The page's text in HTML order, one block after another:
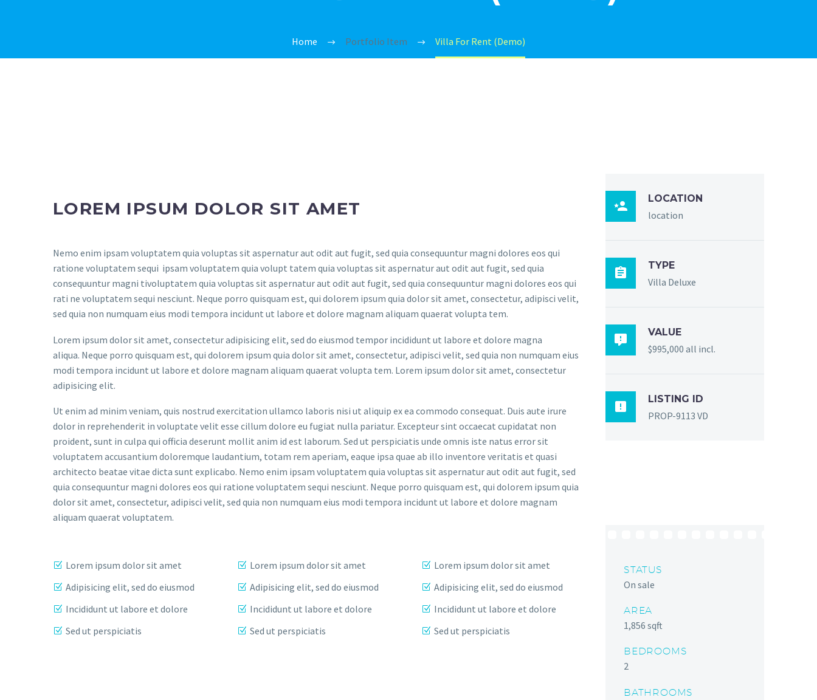
Home Portfolio Item Villa For Rent (Demo)
LOREM IPSUM DOLOR SIT AMET
Nemo enim ipsam voluptatem quia voluptas sit aspernatur aut odit aut fugit, sed quia consequuntur magni dolores eos qui
ratione voluptatem sequi ipsam voluptatem quia volupt tatem quia voluptas sit aspernatur aut odit aut fugit, sed quia
consequuntur magni tivoluptatem quia voluptas sit aspernatur aut odit aut fugit, sed quia consequuntur magni dolores eos qui
rati ne voluptatem sequi nesciunt. Neque porro quisquam est, qui dolorem ipsum quia dolor sit amet, consectetur, adipisci velit,
sed quia non numquam eius modi tempora incidunt ut labore et dolore magnam aliquam quaerat volupta tem.
Lorem ipsum dolor sit amet, consectetur adipisicing elit, sed do eiusmod tempor incididunt ut labore et dolore magna
aliqua. Neque porro quisquam est, qui dolorem ipsum quia dolor sit amet, consectetur, adipisci velit, sed quia non numquam eius
modi tempora incidunt ut labore et dolore magnam aliquam quaerat volupta tem. Lorem ipsum dolor sit amet, consectetur
adipisicing elit.
Ut enim ad minim veniam, quis nostrud exercitation ullamco laboris nisi ut aliquip ex ea commodo consequat. Duis aute irure
dolor in reprehenderit in voluptate velit esse cillum dolore eu fugiat nulla pariatur. Excepteur sint occaecat cupidatat non
proident, sunt in culpa qui officia deserunt mollit anim id est laborum. Sed ut perspiciatis unde omnis iste natus error sit
voluptatem accusantium doloremque laudantium, totam rem aperiam, eaque ipsa quae ab illo inventore veritatis et quasi
architecto beatae vitae dicta sunt explicabo. Nemo enim ipsam voluptatem quia voluptas sit aspernatur aut odit aut fugit, sed
quia consequuntur magni dolores eos qui ratione voluptatem sequi nesciunt. Neque porro quisquam est, qui dolorem ipsum quia
dolor sit amet, consectetur, adipisci velit, sed quia non numquam eius modi tempora incidunt ut labore et dolore magnam
aliquam quaerat voluptatem.
Lorem ipsum dolor sit amet
Adipisicing elit, sed do eiusmod
Incididunt ut labore et dolore
Sed ut perspiciatis
Lorem ipsum dolor sit amet
Adipisicing elit, sed do eiusmod
Incididunt ut labore et dolore
Sed ut perspiciatis
Lorem ipsum dolor sit amet
Adipisicing elit, sed do eiusmod
Incididunt ut labore et dolore
Sed ut perspiciatis

LOCATION
location

TYPE
Villa Deluxe

VALUE
$995,000 all incl.

LISTING ID
PROP-9113 VD
STATUS
On sale
AREA
1,856 sqft
BEDROOMS
2
BATHROOMS